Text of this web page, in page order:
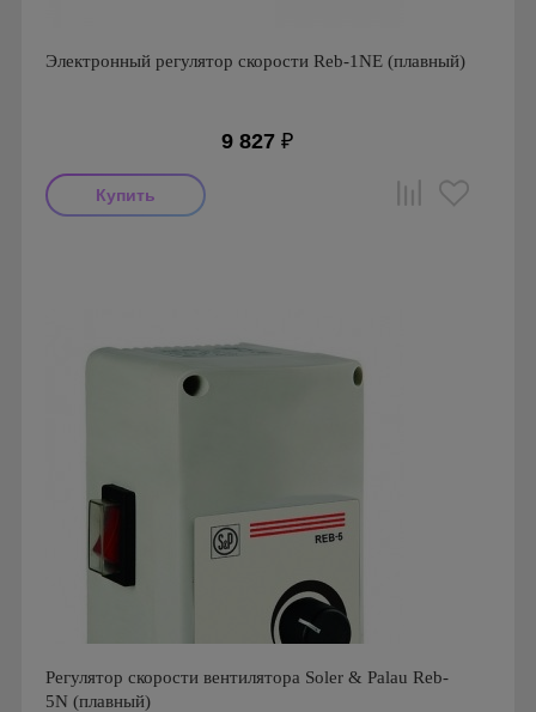
Электронный регулятор скорости Reb-1NE (плавный)
9 827 ₽
Регулятор скорости вентилятора Soler & Palau Reb-
5N (плавный)